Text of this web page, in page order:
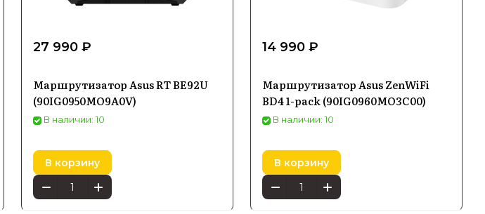
27 990 ₽
Маршрутизатор Asus RT BE92U
(90IG0950MO9A0V)
В наличии: 10
В корзину
14 990 ₽
Маршрутизатор Asus ZenWiFi
BD4 1-pack (90IG0960MO3C00)
В наличии: 10
В корзину